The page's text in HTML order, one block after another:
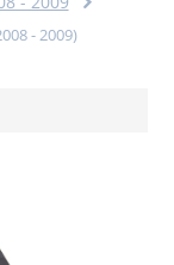
- 2009)